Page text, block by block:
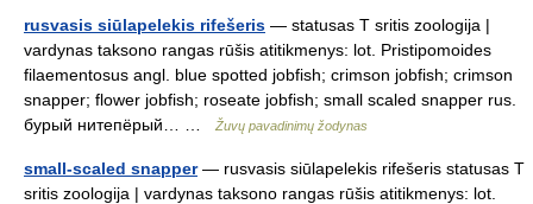
rusvasis siūlapelekis rifešeris — statusas T sritis zoologija |
vardynas taksono rangas rūšis atitikmenys: lot. Pristipomoides
filaementosus angl. blue spotted jobfish; crimson jobfish; crimson
snapper; flower jobfish; roseate jobfish; small scaled snapper rus.
бурый нитепёрый… …
Žuvų pavadinimų žodynas
small-scaled snapper— rusvasis siūlapelekis rifešeris statusas T
sritis zoologija | vardynas taksono rangas rūšis atitikmenys: lot.